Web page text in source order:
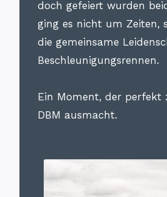
doch gefeiert wurden
ging es nicht um Zeiten,
die gemeinsame
Beschleunigungsrennen.
Ein Moment, der perfekt
DBM ausmacht.